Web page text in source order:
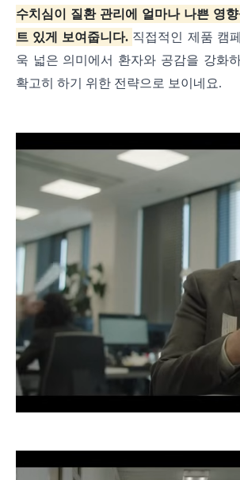
수치심이 질환 관리에 얼마나 나쁜 영
트 있게 보여줍니다. 직접적인 제품 캠
욱 넓은 의미에서 환자와 공감을 강화
확고히 하기 위한 전략으로 보이네요.